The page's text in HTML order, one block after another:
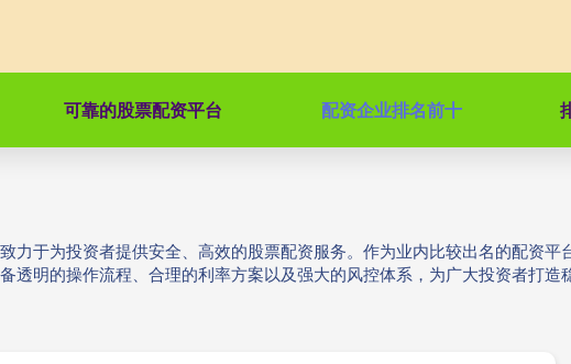
可靠的股票配资平台 配资企业排名前十
力于为投资者提供安全、高效的股票配资服务。作为业内比较出名的配资
透明的操作流程、合理的利率方案以及强大的风控体系，为广大投资者打